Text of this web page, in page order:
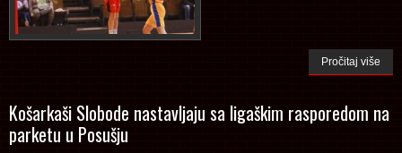
Pročitaj više
Košarkaši Slobode nastavljaju sa ligaškim rasporedom na
parketu u Posušju